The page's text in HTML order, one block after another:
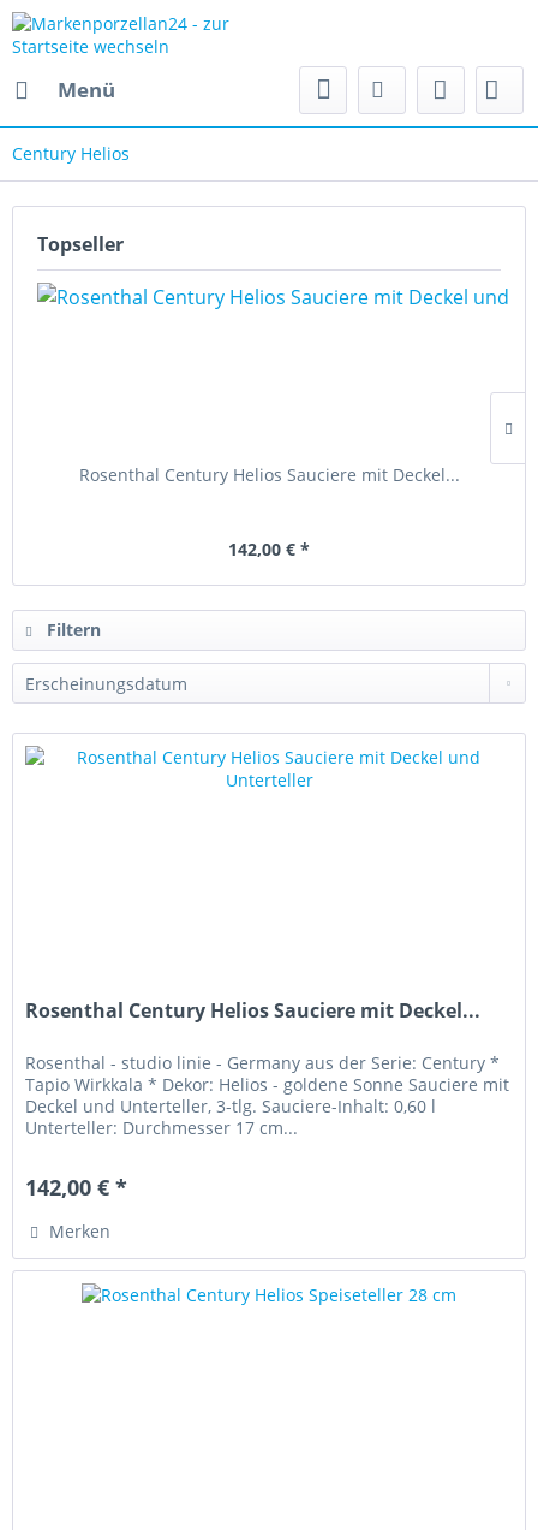
Menü
Century Helios
Topseller
Rosenthal Century Helios Sauciere mit Deckel...
142,00 € *
Filtern
Rosenthal Century Helios Sauciere mit Deckel...
Rosenthal - studio linie - Germany aus der Serie: Century *
Tapio Wirkkala * Dekor: Helios - goldene Sonne Sauciere mit
Deckel und Unterteller, 3-tlg. Sauciere-Inhalt: 0,60 l
Unterteller: Durchmesser 17 cm...
142,00 € *
Merken